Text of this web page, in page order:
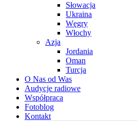
Słowacja
Ukraina
Węgry
Włochy
Azja
Jordania
Oman
Turcja
O Nas od Was
Audycje radiowe
Współpraca
Fotoblog
Kontakt